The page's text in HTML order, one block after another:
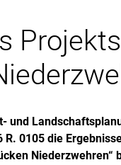
und
R. 0105 die